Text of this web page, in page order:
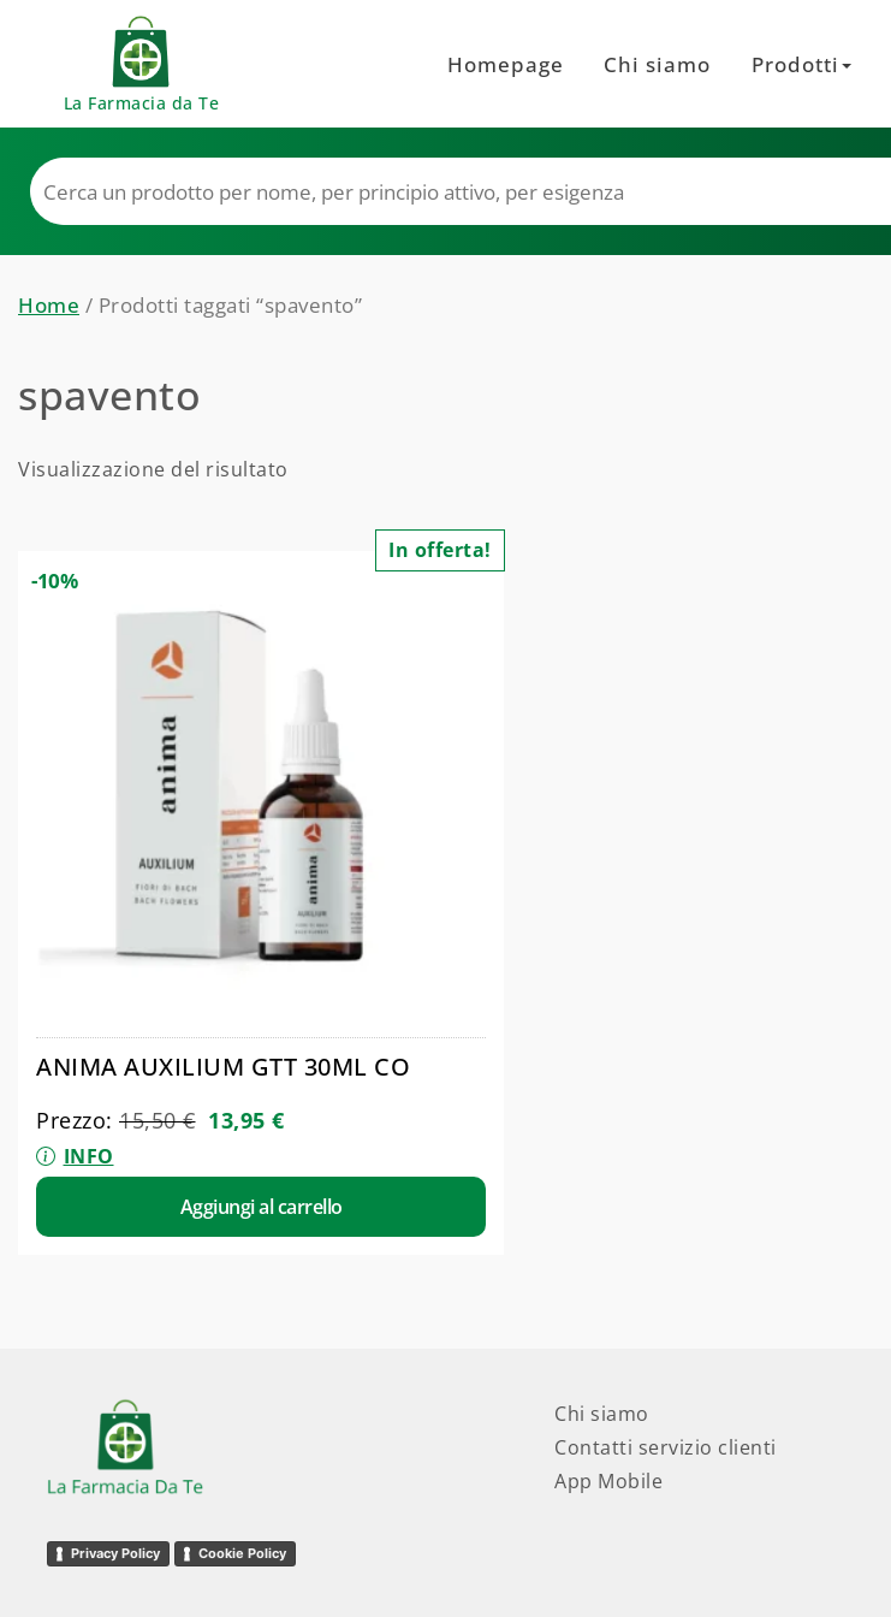
La Farmacia da Te
Homepage Chi siamo Prodotti
Home / Prodotti taggati “spavento”
spavento
Visualizzazione del risultato
ANIMA AUXILIUM GTT 30ML CO
Prezzo: 15,50€ 13,95 €
INFO
Aggiungi al carrello
In offerta!
-10%
Chi siamo
Contatti servizio clienti
App Mobile
Privacy Policy Cookie Policy